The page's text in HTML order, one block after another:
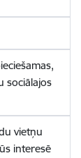
sociālajos
vietņu
interesē